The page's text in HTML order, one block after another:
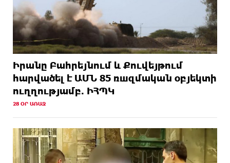
Իրանը Բահրեյնում և Քուվեյթում
hարվածել է ԱՄՆ 85 ռшզմական օբյեկտի
ուղղությամբ. ԻՀՊԿ
28 ՕՐ ԱՌԱՋ